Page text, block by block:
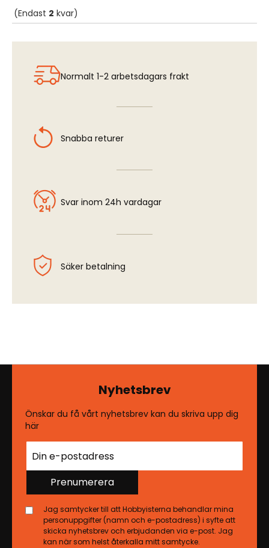
(Endast 2 kvar)
Normalt 1-2 arbetsdagars frakt
Snabba returer
Svar inom 24h vardagar
Säker betalning
Nyhetsbrev
Önskar du få vårt nyhetsbrev kan du skriva upp dig
här
Prenumerera
Jag samtycker till att Hobbyisterna behandlar mina
personuppgifter (namn och e-postadress) i syfte att
skicka nyhetsbrev och erbjudanden via e-post. Jag
kan när som helst återkalla mitt samtycke.